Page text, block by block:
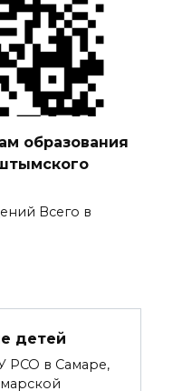
образования
Всего в
детей
РСО в Самаре,